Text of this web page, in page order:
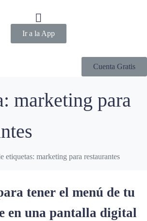
Ir a la App
Cuenta Gratis
marketing para
etiquetas: marketing para restaurantes
tener el menú de tu
en una pantalla digital